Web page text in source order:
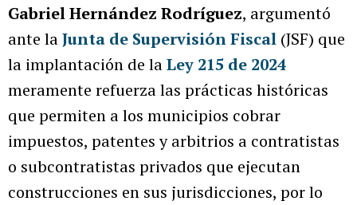
Gabriel Hernández Rodríguez, argumentó
ante laJunta de Supervisión Fiscal (JSF) que
la implantación de laLey 215 de 2024
meramente refuerza las prácticas históricas
que permiten a los municipios cobrar
impuestos, patentes y arbitrios a contratistas
o subcontratistas privados que ejecutan
construcciones en sus jurisdicciones, por lo